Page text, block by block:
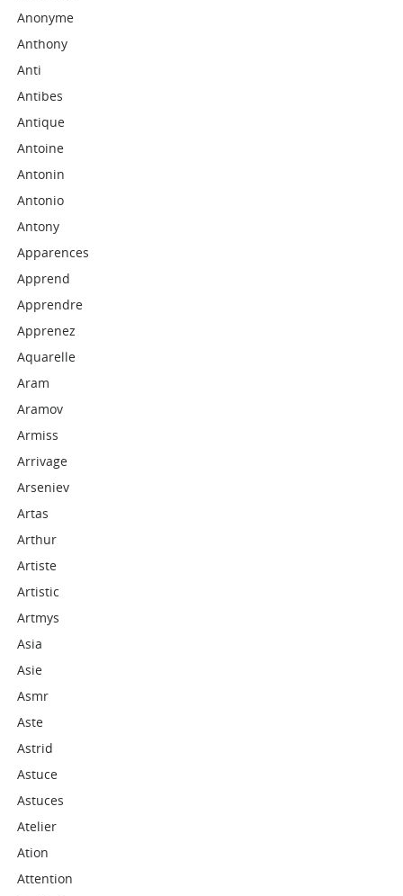
Anonyme
Anthony
Anti
Antibes
Antique
Antoine
Antonin
Antonio
Antony
Apparences
Apprend
Apprendre
Apprenez
Aquarelle
Aram
Aramov
Armiss
Arrivage
Arseniev
Artas
Arthur
Artiste
Artistic
Artmys
Asia
Asie
Asmr
Aste
Astrid
Astuce
Astuces
Atelier
Ation
Attention